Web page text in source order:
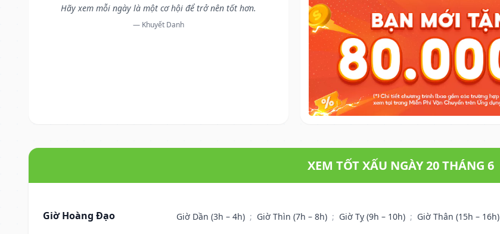
Hãy xem mỗi ngày là một cơ hội để trở nên tốt hơn.
— Khuyết Danh
XEM TỐT XẤU NGÀY 20 THÁNG 6
Giờ Hoàng Đạo Giờ Dần (3h – 4h) ; Giờ Thìn (7h – 8h) ; Giờ Tỵ (9h – 10h) ; Giờ Thân (15h – 16h)